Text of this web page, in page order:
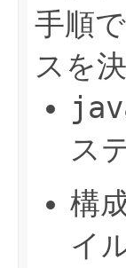
手順
スを
ス
構
イ